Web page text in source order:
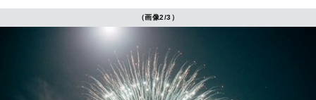
（画像2/3）